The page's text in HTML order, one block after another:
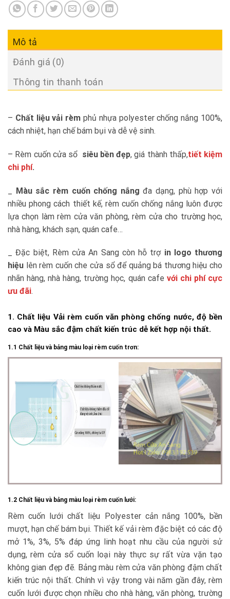
Mô tả
Đánh giá (0)
Thông tin thanh toán
– Chất liệu vải rèm phủ nhựa polyester chống nắng 100%,
cách nhiệt, hạn chế bám bụi và dễ vệ sinh.
– Rèm cuốn cửa sổ siêu bền đẹp, giá thành thấp,tiết kiệm
chi phí.
Màu sắc rèm cuốn chống nắng đa dạng, phù hợp với
nhiều phong cách thiết kế, rèm cuốn chống nắng luôn được
lựa chọn làm rèm cửa văn phòng, rèm cửa cho trường học,
nhà hàng, khách sạn, quán cafe…
_ Đặc biệt, Rèm cửa An Sang còn hỗ trợ in logo thương
hiệu lên rèm cuốn che cửa sổ để quảng bá thương hiệu cho
nhãn hàng, nhà hàng, trường học, quán cafe với chi phí cực
ưu đãi.
1. Chất liệu Vải rèm cuốn văn phòng chống nước, độ bền
cao và Màu sắc đậm chất kiến trúc dễ kết hợp nội thất.
1.1 Chất liệu và bảng màu loại rèm cuốn trơn:
1.2 Chất liệu và bảng màu loại rèm cuốn lưới:
Rèm cuốn lưới chất liệu Polyester cản nắng 100%, bền
mượt, hạn chế bám bụi. Thiết kế vải rèm đặc biệt có các độ
mở 1%, 3%, 5% đáp ứng linh hoạt nhu cầu của người sử
dụng, rèm cửa sổ cuốn loại này thực sự rất vừa vặn tạo
không gian đẹp đẽ. Bảng màu rèm cửa văn phòng đậm chất
kiến trúc nội thất. Chính vì vậy trong vài năm gần đây, rèm
cuốn lưới được chọn nhiều cho nhà hàng, văn phòng, trường